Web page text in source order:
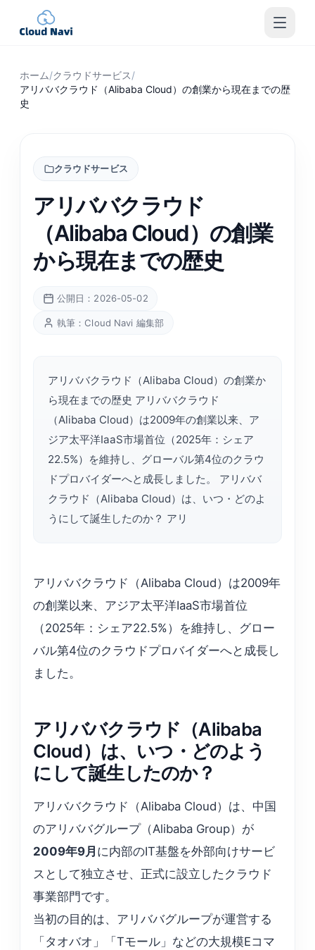
ホーム/クラウドサービス/
アリババクラウド（Alibaba Cloud）の創業から現在までの歴
史
クラウドサービス
アリババクラウド
（Alibaba Cloud）の創業
から現在までの歴史
公開日：2026-05-02
執筆：Cloud Navi 編集部
アリババクラウド（Alibaba Cloud）の創業か
ら現在までの歴史 アリババクラウド
（Alibaba Cloud）は2009年の創業以来、ア
ジア太平洋IaaS市場首位（2025年：シェア
22.5%）を維持し、グローバル第4位のクラウ
ドプロバイダーへと成長しました。 アリババ
クラウド（Alibaba Cloud）は、いつ・どのよ
うにして誕生したのか？ アリ
アリババクラウド（Alibaba Cloud）は2009年
の創業以来、アジア太平洋IaaS市場首位
（2025年：シェア22.5%）を維持し、グロー
バル第4位のクラウドプロバイダーへと成長し
ました。
アリババクラウド（Alibaba
Cloud）は、いつ・どのよう
にして誕生したのか？
アリババクラウド（Alibaba Cloud）は、中国
のアリババグループ（Alibaba Group）が
2009年9月 に内部のIT基盤を外部向けサービ
スとして独立させ、正式に設立したクラウド
事業部門です。
当初の目的は、アリババグループが運営する
「タオバオ」「Tモール」などの大規模Eコマ